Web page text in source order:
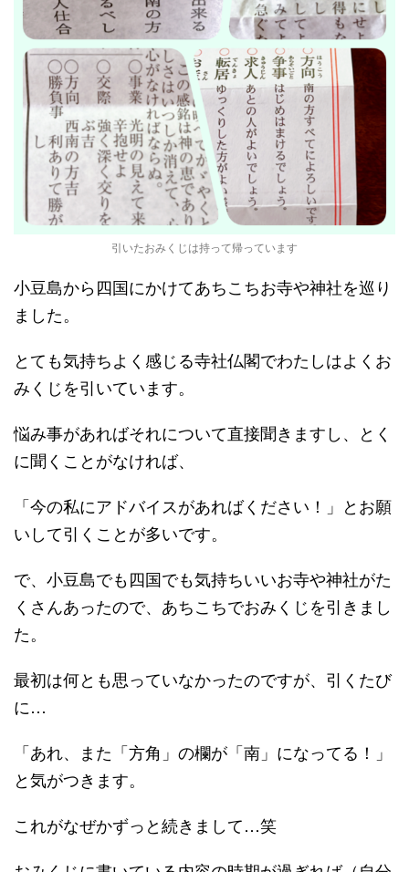
引いたおみくじは持って帰っています
小豆島から四国にかけてあちこちお寺や神社を巡り
ました。
とても気持ちよく感じる寺社仏閣でわたしはよくお
みくじを引いています。
悩み事があればそれについて直接聞きますし、とく
に聞くことがなければ、
「今の私にアドバイスがあればください！」とお願
いして引くことが多いです。
で、小豆島でも四国でも気持ちいいお寺や神社がた
くさんあったので、あちこちでおみくじを引きまし
た。
最初は何とも思っていなかったのですが、引くたび
に…
「あれ、また「方角」の欄が「南」になってる！」
と気がつきます。
これがなぜかずっと続きまして…笑